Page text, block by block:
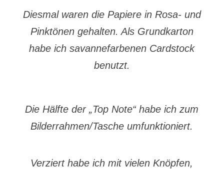
Diesmal waren die Papiere in Rosa- und
Pinktönen gehalten. Als Grundkarton
habe ich savannefarbenen Cardstock
benutzt.
Die Hälfte der „Top Note“ habe ich zum
Bilderrahmen/Tasche umfunktioniert.
Verziert habe ich mit vielen Knöpfen,